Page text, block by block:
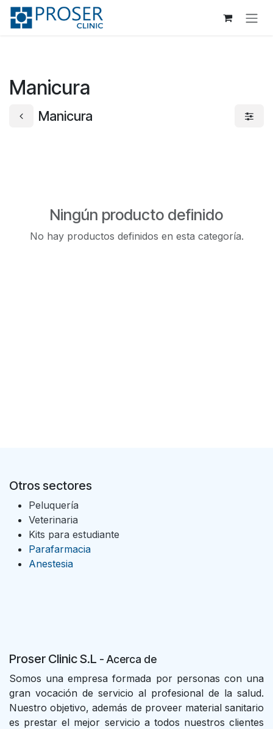
Ir al contenido
Manicura
Manicura
Ningún producto definido
No hay productos definidos en esta categoría.
Otros sectores
Peluquería
Veterinaria
Kits para estudiante
Parafarmacia
Anestesia
Proser Clinic S.L - Acerca de
Somos una empresa formada por personas con una
gran vocación de servicio al profesional de la salud.
Nuestro objetivo, además de proveer material sanitario
es prestar el mejor servicio a todos nuestros clientes